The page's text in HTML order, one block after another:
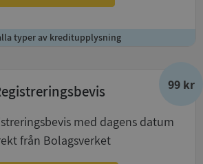
typer av kreditupplysning
99 kr
med dagens datum
från Bolagsverket